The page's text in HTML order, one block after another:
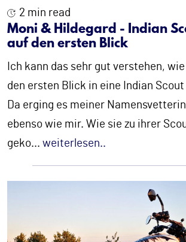
2 min read
Moni & Hildegard - Indian
auf den ersten Blick
Ich kann das sehr gut verstehen,
den ersten Blick in eine Indian
Da erging es meiner
ebenso wie mir. Wie sie zu ihrer
geko... weiterlesen..